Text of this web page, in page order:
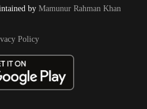
by Mamunur Rahman Khan
Policy